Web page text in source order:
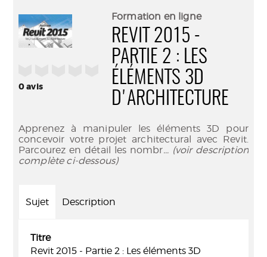
0avis
Formation en ligne
REVIT 2015 -
PARTIE 2 : LES
ÉLÉMENTS 3D
D'ARCHITECTURE
Apprenez à manipuler les éléments 3D pour
concevoir votre projet architectural avec Revit.
Parcourez en détail les nombr... (voir description
complète ci-dessous)
Sujet Description
Titre
Revit 2015 - Partie 2 : Les éléments 3D